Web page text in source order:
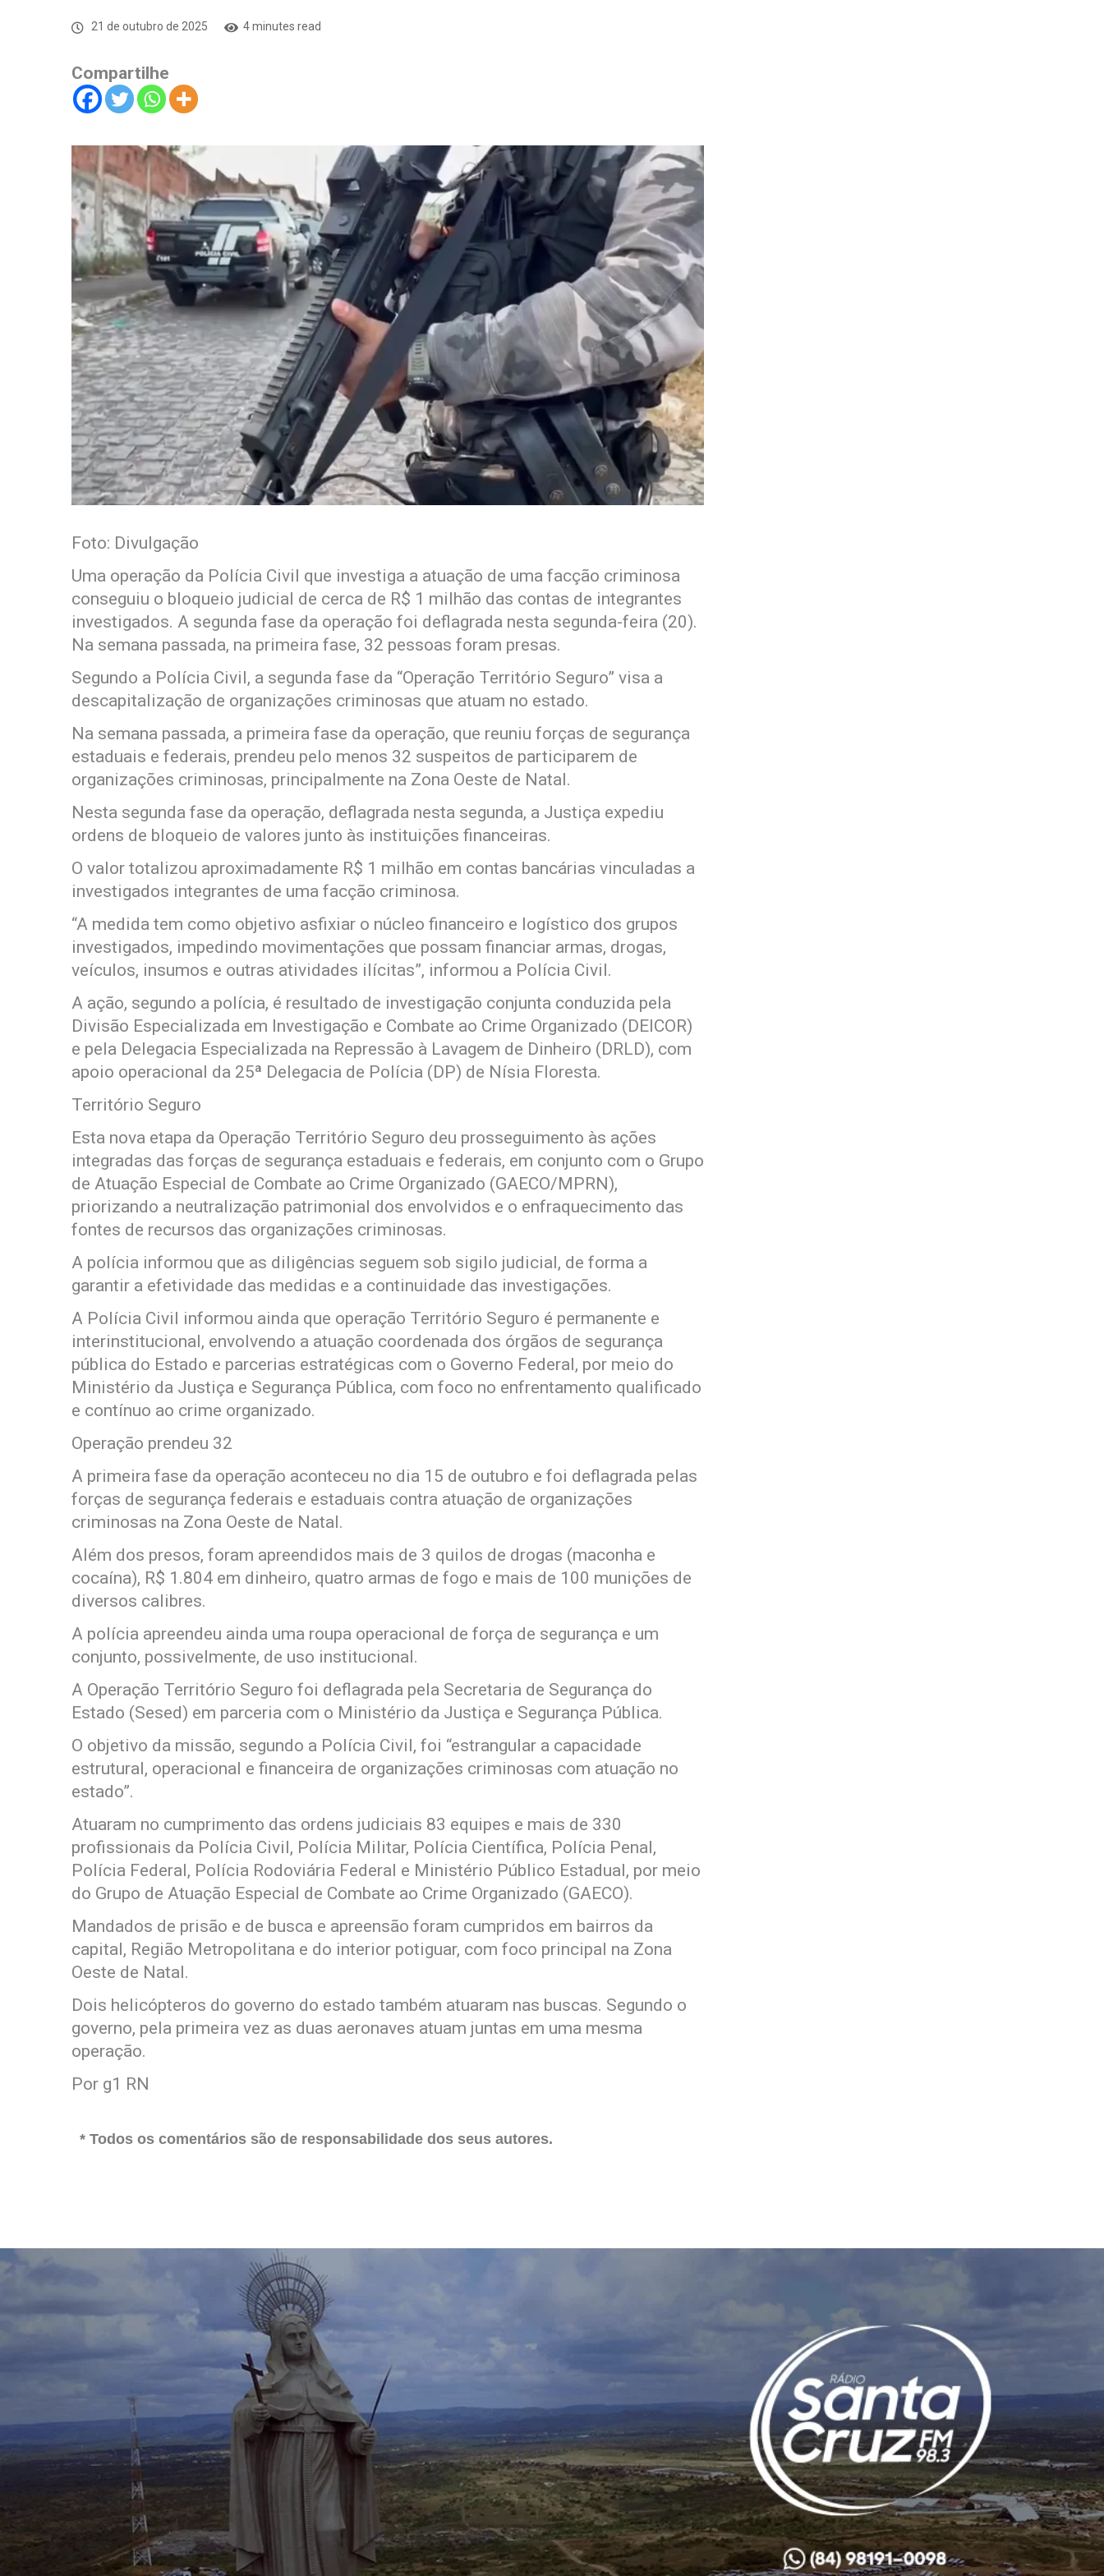
21 de outubro de 2025 4 minutes read
Compartilhe
Foto: Divulgação
Uma operação da Polícia Civil que investiga a atuação de uma facção criminosa
conseguiu o bloqueio judicial de cerca de R$ 1 milhão das contas de integrantes
investigados. A segunda fase da operação foi deflagrada nesta segunda-feira (20).
Na semana passada, na primeira fase, 32 pessoas foram presas.
Segundo a Polícia Civil, a segunda fase da “Operação Território Seguro” visa a
descapitalização de organizações criminosas que atuam no estado.
Na semana passada, a primeira fase da operação, que reuniu forças de segurança
estaduais e federais, prendeu pelo menos 32 suspeitos de participarem de
organizações criminosas, principalmente na Zona Oeste de Natal.
Nesta segunda fase da operação, deflagrada nesta segunda, a Justiça expediu
ordens de bloqueio de valores junto às instituições financeiras.
O valor totalizou aproximadamente R$ 1 milhão em contas bancárias vinculadas a
investigados integrantes de uma facção criminosa.
“A medida tem como objetivo asfixiar o núcleo financeiro e logístico dos grupos
investigados, impedindo movimentações que possam financiar armas, drogas,
veículos, insumos e outras atividades ilícitas”, informou a Polícia Civil.
A ação, segundo a polícia, é resultado de investigação conjunta conduzida pela
Divisão Especializada em Investigação e Combate ao Crime Organizado (DEICOR)
e pela Delegacia Especializada na Repressão à Lavagem de Dinheiro (DRLD), com
apoio operacional da 25ª Delegacia de Polícia (DP) de Nísia Floresta.
Território Seguro
Esta nova etapa da Operação Território Seguro deu prosseguimento às ações
integradas das forças de segurança estaduais e federais, em conjunto com o Grupo
de Atuação Especial de Combate ao Crime Organizado (GAECO/MPRN),
priorizando a neutralização patrimonial dos envolvidos e o enfraquecimento das
fontes de recursos das organizações criminosas.
A polícia informou que as diligências seguem sob sigilo judicial, de forma a
garantir a efetividade das medidas e a continuidade das investigações.
A Polícia Civil informou ainda que operação Território Seguro é permanente e
interinstitucional, envolvendo a atuação coordenada dos órgãos de segurança
pública do Estado e parcerias estratégicas com o Governo Federal, por meio do
Ministério da Justiça e Segurança Pública, com foco no enfrentamento qualificado
e contínuo ao crime organizado.
Operação prendeu 32
A primeira fase da operação aconteceu no dia 15 de outubro e foi deflagrada pelas
forças de segurança federais e estaduais contra atuação de organizações
criminosas na Zona Oeste de Natal.
Além dos presos, foram apreendidos mais de 3 quilos de drogas (maconha e
cocaína), R$ 1.804 em dinheiro, quatro armas de fogo e mais de 100 munições de
diversos calibres.
A polícia apreendeu ainda uma roupa operacional de força de segurança e um
conjunto, possivelmente, de uso institucional.
A Operação Território Seguro foi deflagrada pela Secretaria de Segurança do
Estado (Sesed) em parceria com o Ministério da Justiça e Segurança Pública.
O objetivo da missão, segundo a Polícia Civil, foi “estrangular a capacidade
estrutural, operacional e financeira de organizações criminosas com atuação no
estado”.
Atuaram no cumprimento das ordens judiciais 83 equipes e mais de 330
profissionais da Polícia Civil, Polícia Militar, Polícia Científica, Polícia Penal,
Polícia Federal, Polícia Rodoviária Federal e Ministério Público Estadual, por meio
do Grupo de Atuação Especial de Combate ao Crime Organizado (GAECO).
Mandados de prisão e de busca e apreensão foram cumpridos em bairros da
capital, Região Metropolitana e do interior potiguar, com foco principal na Zona
Oeste de Natal.
Dois helicópteros do governo do estado também atuaram nas buscas. Segundo o
governo, pela primeira vez as duas aeronaves atuam juntas em uma mesma
operação.
Por g1 RN
* Todos os comentários são de responsabilidade dos seus autores.